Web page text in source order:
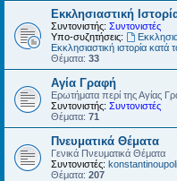
Εκκλησιαστική
Συντονιστής: Συντονιστές
Υπο-συζητήσεις:
Εκκλησιαστική ιστορία
Θέματα: 33
Αγία Γραφή
Ερωτήματα περί της Αγίας
Συντονιστής: Συντονιστές
Θέματα: 71
Πνευματικά Θέματα
Γενικά Πνευματικά Θέματα
Συντονιστές:
Θέματα: 207